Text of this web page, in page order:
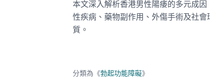
本文深入解析香港男性陽痿的多元成
性疾病、藥物副作用、外傷手術及社
質。
分類為《勃起功能障礙》